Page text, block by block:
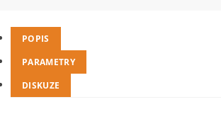
POPIS
PARAMETRY
DISKUZE